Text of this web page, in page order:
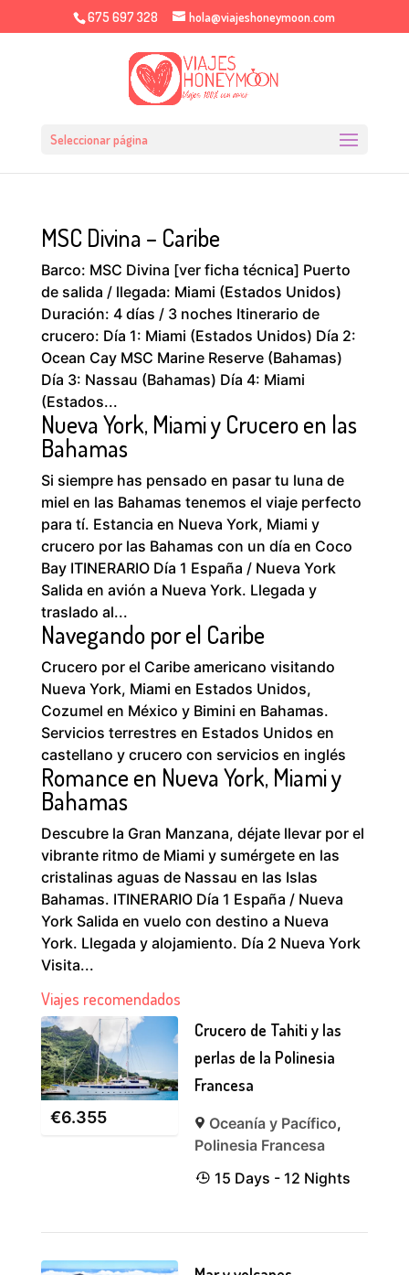
675 697 328 hola@viajeshoneymoon.com
Seleccionar página
MSC Divina – Caribe
Barco: MSC Divina [ver ficha técnica] Puerto
de salida / llegada: Miami (Estados Unidos)
Duración: 4 días / 3 noches Itinerario de
crucero: Día 1: Miami (Estados Unidos) Día 2:
Ocean Cay MSC Marine Reserve (Bahamas)
Día 3: Nassau (Bahamas) Día 4: Miami
(Estados...
Nueva York, Miami y Crucero en las
Bahamas
Si siempre has pensado en pasar tu luna de
miel en las Bahamas tenemos el viaje perfecto
para tí. Estancia en Nueva York, Miami y
crucero por las Bahamas con un día en Coco
Bay ITINERARIO Día 1 España / Nueva York
Salida en avión a Nueva York. Llegada y
traslado al...
Navegando por el Caribe
Crucero por el Caribe americano visitando
Nueva York, Miami en Estados Unidos,
Cozumel en México y Bimini en Bahamas.
Servicios terrestres en Estados Unidos en
castellano y crucero con servicios en inglés
Romance en Nueva York, Miami y
Bahamas
Descubre la Gran Manzana, déjate llevar por el
vibrante ritmo de Miami y sumérgete en las
cristalinas aguas de Nassau en las Islas
Bahamas. ITINERARIO Día 1 España / Nueva
York Salida en vuelo con destino a Nueva
York. Llegada y alojamiento. Día 2 Nueva York
Visita...
Viajes recomendados
€6.355
Crucero de Tahiti y las
perlas de la Polinesia
Francesa
Oceanía y Pacífico,
Polinesia Francesa
15 Days - 12 Nights